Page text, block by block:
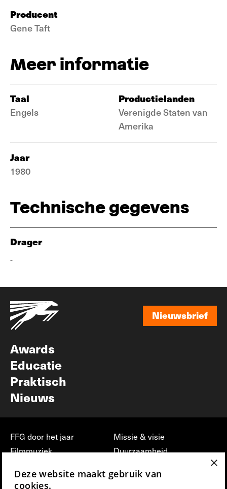
Producent
Gene Taft
Meer informatie
Taal
Engels
Productielanden
Verenigde Staten van
Amerika
Jaar
1980
Technische gegevens
Drager
-
Nieuwsbrief
Awards
Educatie
Praktisch
Nieuws
FFG door het jaar
Filmmuziek
Press & Industry
Missie & visie
Duurzaamheid
vrijwilligerswerk bij FFG
×
Deze website maakt gebruik van
cookies.